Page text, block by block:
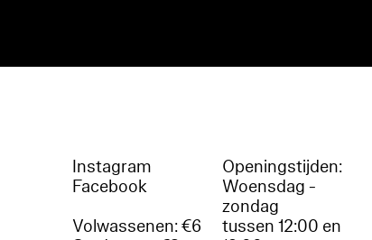
Instagram
Facebook
Volwassenen: €6
Openingstijden:
Woensdag -
zondag
tussen 12:00 en